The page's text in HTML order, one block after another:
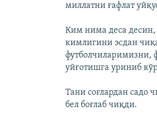
миллатни ғафлат
Ким нима деса десин,
кимлигини эсдан
уйғотишга уриниб
Тани соғлардан садо
бел боғлаб чиқди.